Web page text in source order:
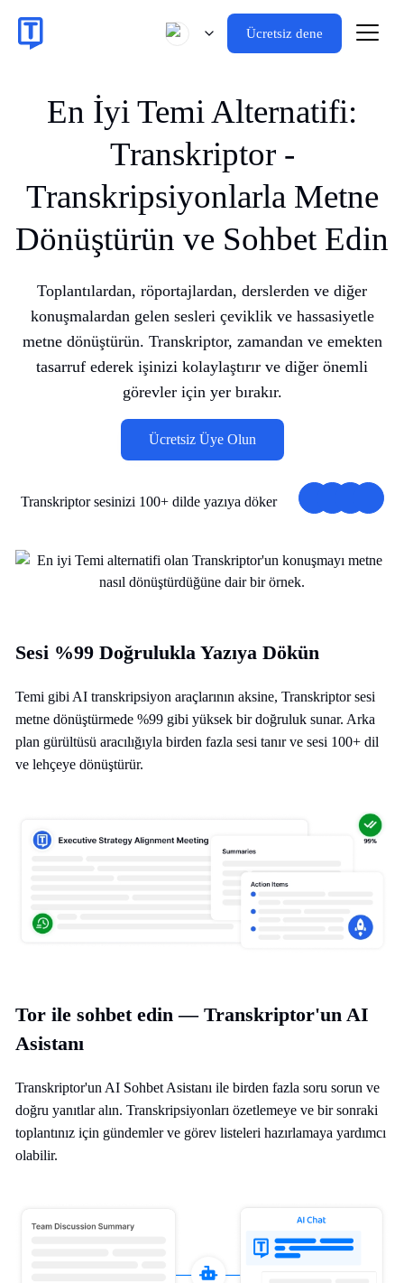
Ücretsiz dene
En İyi Temi Alternatifi:
Transkriptor -
Transkripsiyonlarla Metne
Dönüştürün ve Sohbet Edin
Toplantılardan, röportajlardan, derslerden ve diğer
konuşmalardan gelen sesleri çeviklik ve hassasiyetle
metne dönüştürün. Transkriptor, zamandan ve emekten
tasarruf ederek işinizi kolaylaştırır ve diğer önemli
görevler için yer bırakır.
Ücretsiz Üye Olun
Transkriptor sesinizi 100+ dilde yazıya döker
Sesi %99 Doğrulukla Yazıya Dökün
Temi gibi AI transkripsiyon araçlarının aksine, Transkriptor sesi
metne dönüştürmede %99 gibi yüksek bir doğruluk sunar. Arka
plan gürültüsü aracılığıyla birden fazla sesi tanır ve sesi 100+ dil
ve lehçeye dönüştürür.
Tor ile sohbet edin — Transkriptor'un AI
Asistanı
Transkriptor'un AI Sohbet Asistanı ile birden fazla soru sorun ve
doğru yanıtlar alın. Transkripsiyonları özetlemeye ve bir sonraki
toplantınız için gündemler ve görev listeleri hazırlamaya yardımcı
olabilir.